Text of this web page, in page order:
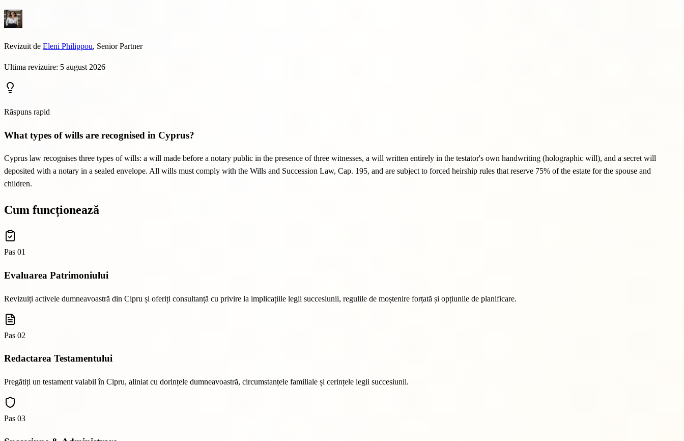
Revizuit de Eleni Philippou, Senior Partner
Ultima revizuire: 5 august 2026
Răspuns rapid
What types of wills are recognised in Cyprus?
Cyprus law recognises three types of wills: a will made before a notary public in the presence of three witnesses, a will written entirely in the testator's own handwriting (holographic will), and a secret will
deposited with a notary in a sealed envelope. All wills must comply with the Wills and Succession Law, Cap. 195, and are subject to forced heirship rules that reserve 75% of the estate for the spouse and
children.
Cum funcționează
Pas 01
Evaluarea Patrimoniului
Revizuiți activele dumneavoastră din Cipru și oferiți consultanță cu privire la implicațiile legii succesiunii, regulile de moștenire forțată și opțiunile de planificare.
Pas 02
Redactarea Testamentului
Pregătiți un testament valabil în Cipru, aliniat cu dorințele dumneavoastră, circumstanțele familiale și cerințele legii succesiunii.
Pas 03